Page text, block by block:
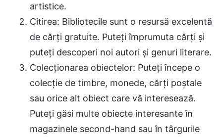
artistice.
Citirea: Bibliotecile sunt o resursă excelentă
de cărți gratuite. Puteți împrumuta cărți și
puteți descoperi noi autori și genuri literare.
Colecționarea obiectelor: Puteți începe o
colecție de timbre, monede, cărți poștale
sau orice alt obiect care vă interesează.
Puteți găsi multe obiecte interesante în
magazinele second-hand sau în târgurile